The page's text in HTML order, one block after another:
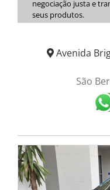
negociação justa e
seus produtos.
Avenida
São